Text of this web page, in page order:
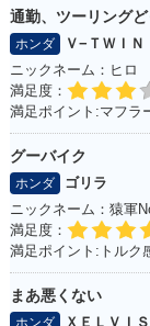
通勤、ツーリング
ホンダ
Ｖ−ＴＷＩＮ
ニックネーム：ヒロ
満足度：
グーバイク
ホンダ
ゴリラ
ニックネーム：猿軍
満足度：
満足ポイント:トルク
まあ悪くない
ホンダ
ＸＥＬＶＩＳ